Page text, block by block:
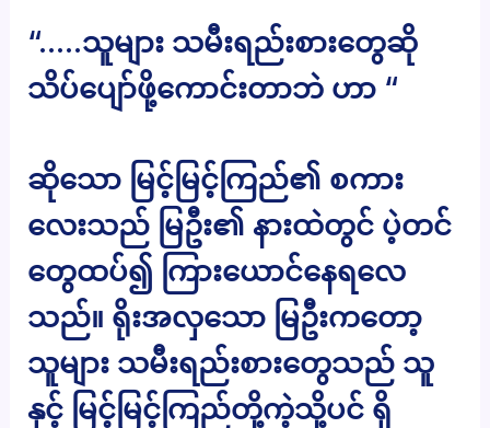
“…..သူများ သမီးရည်းစားတွေဆို
သိပ်ပျော်ဖို့ကောင်းတာဘဲ ဟာ “
ဆိုသော မြင့်မြင့်ကြည်၏ စကား
လေးသည် မြဦး၏ နားထဲတွင် ပဲ့တင်
တွေထပ်၍ ကြားယောင်နေရလေ
သည်။ ရိုးအလှသော မြဦးကတော့
သူများ သမီးရည်းစားတွေသည် သူ
နှင့် မြင့်မြင့်ကြည်တို့ကဲ့သို့ပင် ရှိ